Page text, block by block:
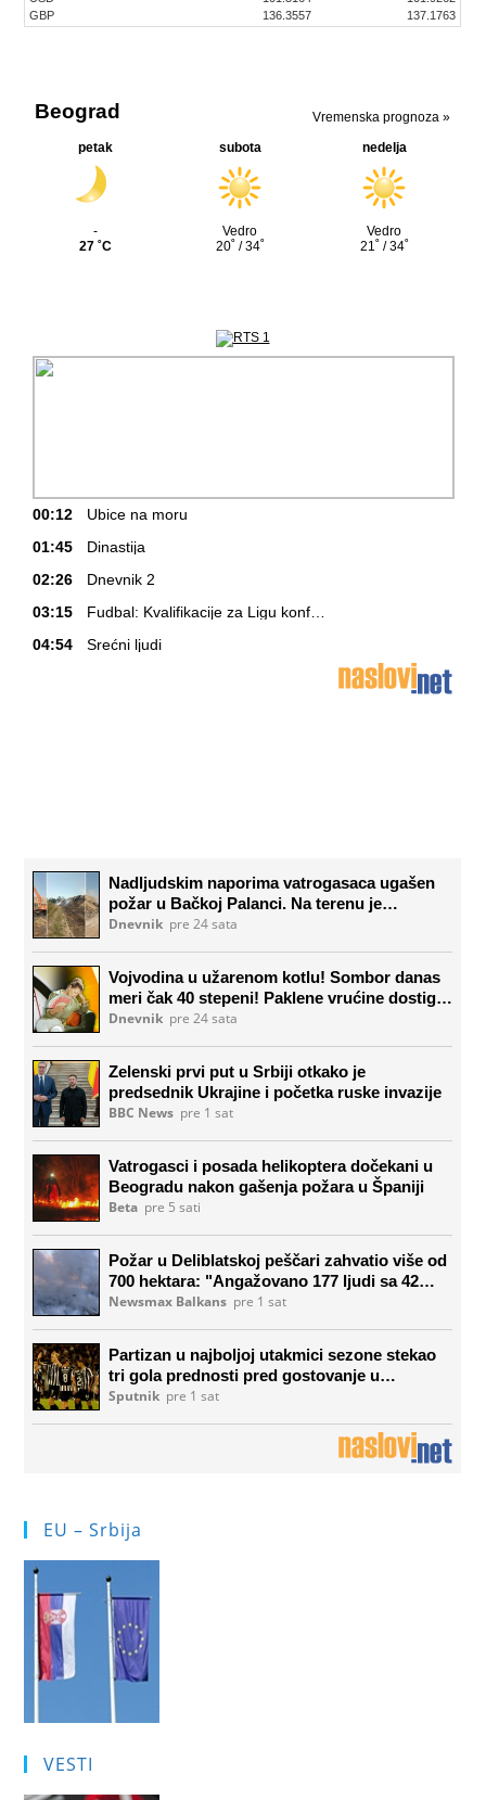
EU – Srbija
VESTI